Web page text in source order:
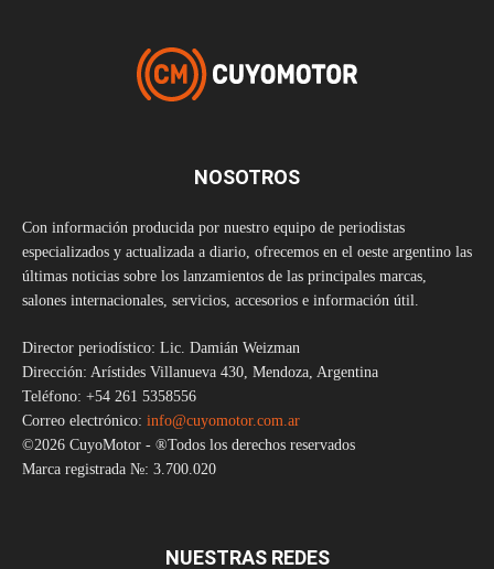
NOSOTROS
Con información producida por nuestro equipo de periodistas
especializados y actualizada a diario, ofrecemos en el oeste argentino las
últimas noticias sobre los lanzamientos de las principales marcas,
salones internacionales, servicios, accesorios e información útil.
Director periodístico: Lic. Damián Weizman
Dirección: Arístides Villanueva 430, Mendoza, Argentina
Teléfono: +54 261 5358556
Correo electrónico: info@cuyomotor.com.ar
©2026 CuyoMotor - ®Todos los derechos reservados
Marca registrada №: 3.700.020
NUESTRAS REDES